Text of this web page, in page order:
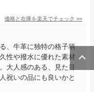
価格と在庫を楽天でチェック >>
、牛革に独特の格子柄
性や撥水に優れた素材
大人感のある、見た目
祝いの品にも良いかと